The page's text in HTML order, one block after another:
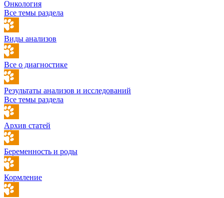
Онкология
Все темы раздела
Виды анализов
Все о диагностике
Результаты анализов и исследований
Все темы раздела
Архив статей
Беременность и роды
Кормление